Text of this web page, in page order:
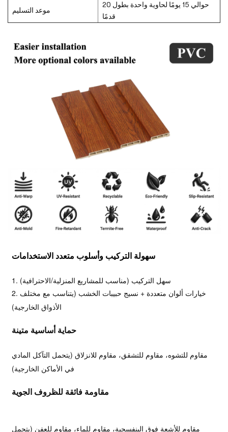
موعد التسليم
حوالي 15 يومًا لحاوية واحدة بطول 20
قدمًا
سهولة التركيب وأسلوب متعدد الاستخدامات
1. سهل التركيب (مناسب للمشاريع المنزلية/الاحترافية)
2. خيارات ألوان متعددة + نسيج حبيبات الخشب (يتناسب مع مختلف
الأذواق الخارجية)
حماية أساسية متينة
مقاوم للتشوه، مقاوم للتشقق، مقاوم للانزلاق (يتحمل التآكل المادي
في الأماكن الخارجية)
مقاومة فائقة للظروف الجوية
مقاوم للأشعة فوق البنفسجية، مقاوم للماء، مقاوم للعفن (يتحمل